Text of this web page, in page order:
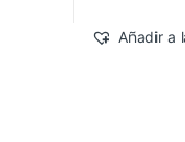
Añadir a